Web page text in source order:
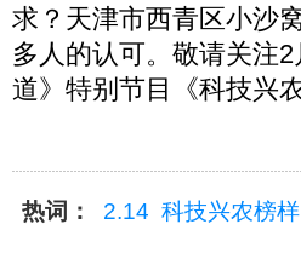
求？天津市西青区小沙
多人的认可。敬请关注
道》特别节目《科技
热词： 2.14 科技兴农榜样